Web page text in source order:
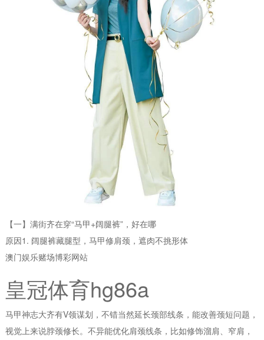
【一】满街齐在穿“马甲+阔腿裤”，好在哪
原因1. 阔腿裤藏腿型，马甲修肩颈，遮肉不挑形体
澳门娱乐赌场博彩网站
皇冠体育hg86a
马甲神志大齐有V领谋划，不错当然延长颈部线条，能改善颈短问题，
视觉上来说脖颈修长。不异能优化肩颈线条，比如修饰溜肩、窄肩，